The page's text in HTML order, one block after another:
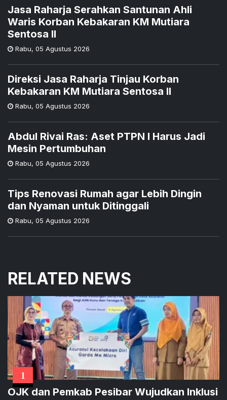
Jasa Raharja Serahkan Santunan Ahli
Waris Korban Kebakaran KM Mutiara
Sentosa II
Rabu, 05 Agustus 2026
Direksi Jasa Raharja Tinjau Korban
Kebakaran KM Mutiara Sentosa II
Rabu, 05 Agustus 2026
Abdul Rivai Ras: Aset PTPN I Harus Jadi
Mesin Pertumbuhan
Rabu, 05 Agustus 2026
Tips Renovasi Rumah agar Lebih Dingin
dan Nyaman untuk Ditinggali
Rabu, 05 Agustus 2026
RELATED NEWS
1
OJK dan Pemkab Pesibar Wujudkan Inklusi